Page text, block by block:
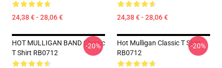
24,38 € - 28,06 € 24,38 € - 28,06 €
HOT MULLIGAN BAND Classic
T Shirt RB0712
-20%
Hot Mulligan Classic T Shirt
RB0712
-20%